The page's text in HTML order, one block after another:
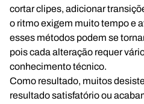
cortar clipes, adicionar
o ritmo exigem muito tempo e
esses métodos podem se
pois cada alteração requer
conhecimento técnico.
Como resultado, muitos
resultado satisfatório ou